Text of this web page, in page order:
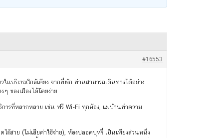
#16553
นบริเวณใกล้เคียง จากที่พัก ท่านสามารถเดินทางได้อย่าง
ของเมืองได้โดยง่าย
ารที่หลากหลาย เช่น ฟรี Wi-Fi ทุกห้อง, แม่บ้านทำความ
ร้สาย (ไม่เสียค่าใช้จ่าย), ห้องปลอดบุหรี่ เป็นเพียงส่วนหนึ่ง